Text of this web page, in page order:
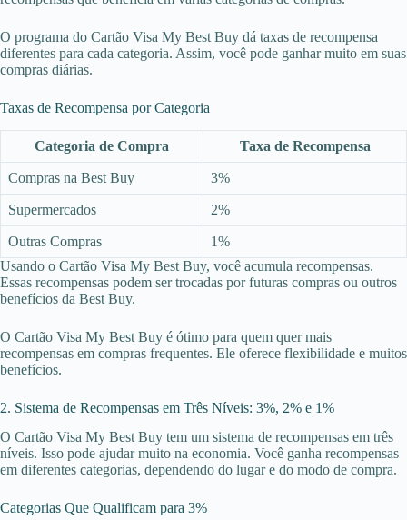
O programa do Cartão Visa My Best Buy dá taxas de recompensa
diferentes para cada categoria. Assim, você pode ganhar muito em suas
compras diárias.
Taxas de Recompensa por Categoria
Categoria de Compra Taxa de Recompensa
Compras na Best Buy 3%
Supermercados 2%
Outras Compras
1%
Usando o Cartão Visa My Best Buy, você acumula recompensas.
Essas recompensas podem ser trocadas por futuras compras ou outros
benefícios da Best Buy.
O Cartão Visa My Best Buy é ótimo para quem quer mais
recompensas em compras frequentes. Ele oferece flexibilidade e muitos
benefícios.
2. Sistema de Recompensas em Três Níveis: 3%, 2% e 1%
O Cartão Visa My Best Buy tem um sistema de recompensas em três
níveis. Isso pode ajudar muito na economia. Você ganha recompensas
em diferentes categorias, dependendo do lugar e do modo de compra.
Categorias Que Qualificam para 3%